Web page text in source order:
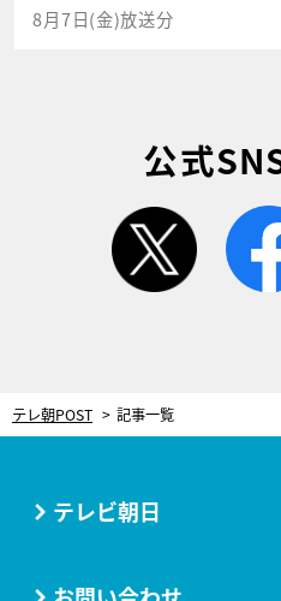
8月7日(金)放送分
公式
twitter
テレ朝POST 記事一覧
テレビ朝日